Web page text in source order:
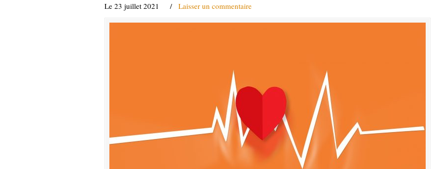
Le 23 juillet 2021 / Laisser un commentaire